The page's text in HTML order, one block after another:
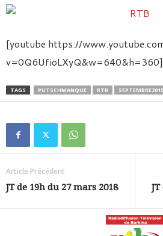
[youtube https://
v=0Q6UfioLXyQ&w=640&h=360]
TAGS PUTSCHMANQUE RTB SEPTEMBRE2015
Article Précédent
JT de 19h du 27 mars 2018